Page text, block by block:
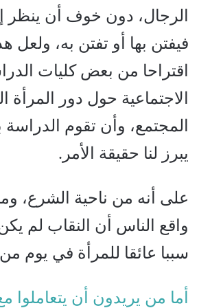
الرجال، دون خوف أن ينظر
فيفتن بها أو تفتن به، ولعل
اقتراحا من بعض كليات
الاجتماعية حول دور المرأة
المجتمع، وأن تقوم
يبرز لنا حقيقة الأمر.
على أنه من ناحية الشرع،
واقع الناس أن النقاب لم
سببا عائقا للمرأة في يوم من
أما من يريدون أن يتعاملوا